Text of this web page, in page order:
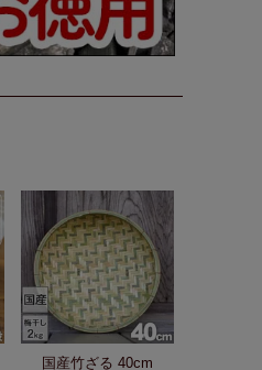
国産竹ざる 40cm